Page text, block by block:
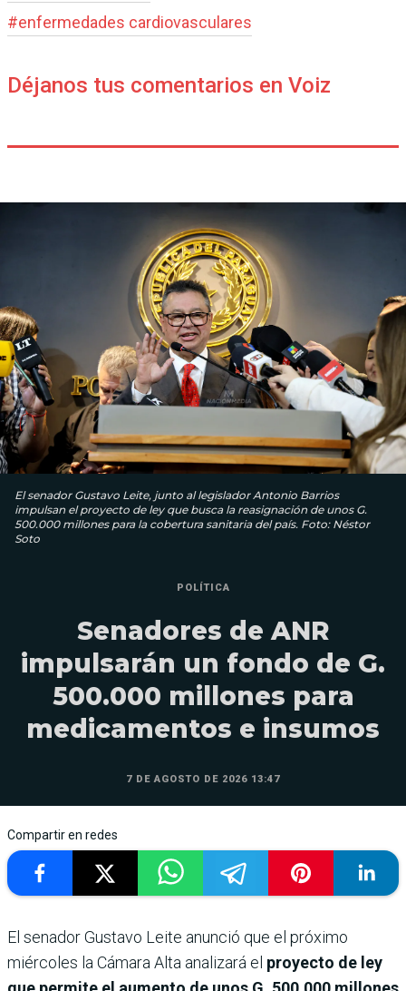
#enfermedades cardiovasculares
Déjanos tus comentarios en Voiz
El senador Gustavo Leite, junto al legislador Antonio Barrios
impulsan el proyecto de ley que busca la reasignación de unos G.
500.000 millones para la cobertura sanitaria del país. Foto: Néstor
Soto
POLÍTICA
Senadores de ANR
impulsarán un fondo de G.
500.000 millones para
medicamentos e insumos
7 DE AGOSTO DE 2026 13:47
Compartir en redes
El senador Gustavo Leite anunció que el próximo
miércoles la Cámara Alta analizará el proyecto de ley